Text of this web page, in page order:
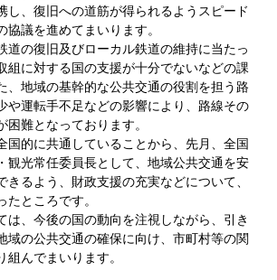
し、復旧への道筋が得られるようスピード
協議を進めてまいります。
の復旧及びローカル鉄道の維持に当たっ
組に対する国の支援が十分でないなどの課
、地域の基幹的な公共交通の役割を担う路
や運転手不足などの影響により、路線その
困難となっております。
的に共通していることから、先月、全国
観光常任委員長として、地域公共交通を安
きるよう、財政支援の充実などについて、
たところです。
、今後の国の動向を注視しながら、引き
域の公共交通の確保に向け、市町村等の関
んでまいります。